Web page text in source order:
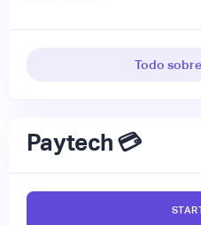
Todo
Paytech 💳